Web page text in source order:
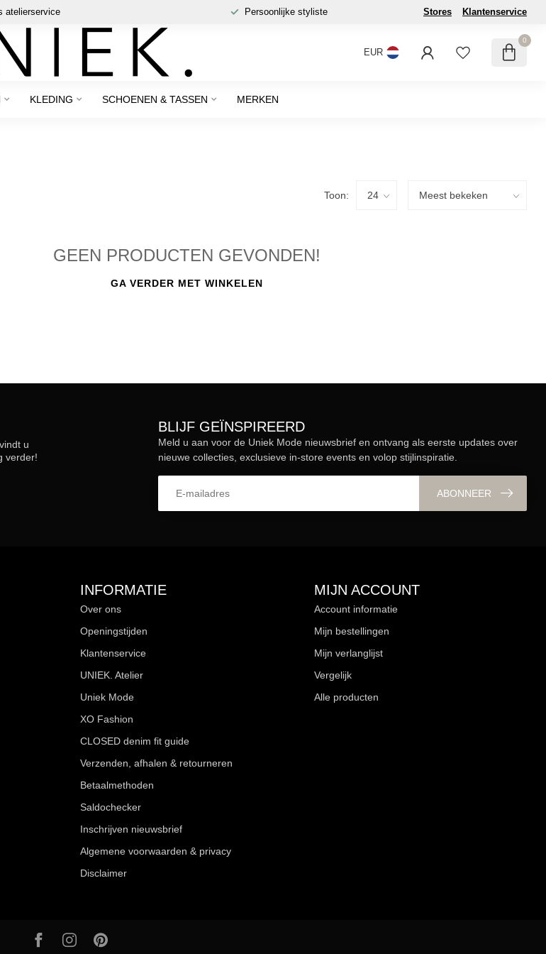
atelierservice Persoonlijke styliste Stores Klantenservice
EUR
0
KLEDING SCHOENEN & TASSEN MERKEN
Toon:
GEEN PRODUCTEN GEVONDEN!
GA VERDER MET WINKELEN
u
verder!
BLIJF GEÏNSPIREERD
Meld u aan voor de Uniek Mode nieuwsbrief en ontvang als eerste updates over
nieuwe collecties, exclusieve in-store events en volop stijlinspiratie.
ABONNEER
INFORMATIE
Over ons
Openingstijden
Klantenservice
UNIEK. Atelier
Uniek Mode
XO Fashion
CLOSED denim fit guide
Verzenden, afhalen & retourneren
Betaalmethoden
Saldochecker
Inschrijven nieuwsbrief
Algemene voorwaarden & privacy
Disclaimer
MIJN ACCOUNT
Account informatie
Mijn bestellingen
Mijn verlanglijst
Vergelijk
Alle producten